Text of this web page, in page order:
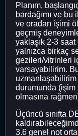
Planım,
bardağımı ve
ve oradan işimi
geçmiş
yaklaşık 2-3
yalnızca birkaç
gezileri/vitrinleri
varsayabilirim.
durumunda (işim
olmasına
Üçüncü sınıfta
3.6 genel not